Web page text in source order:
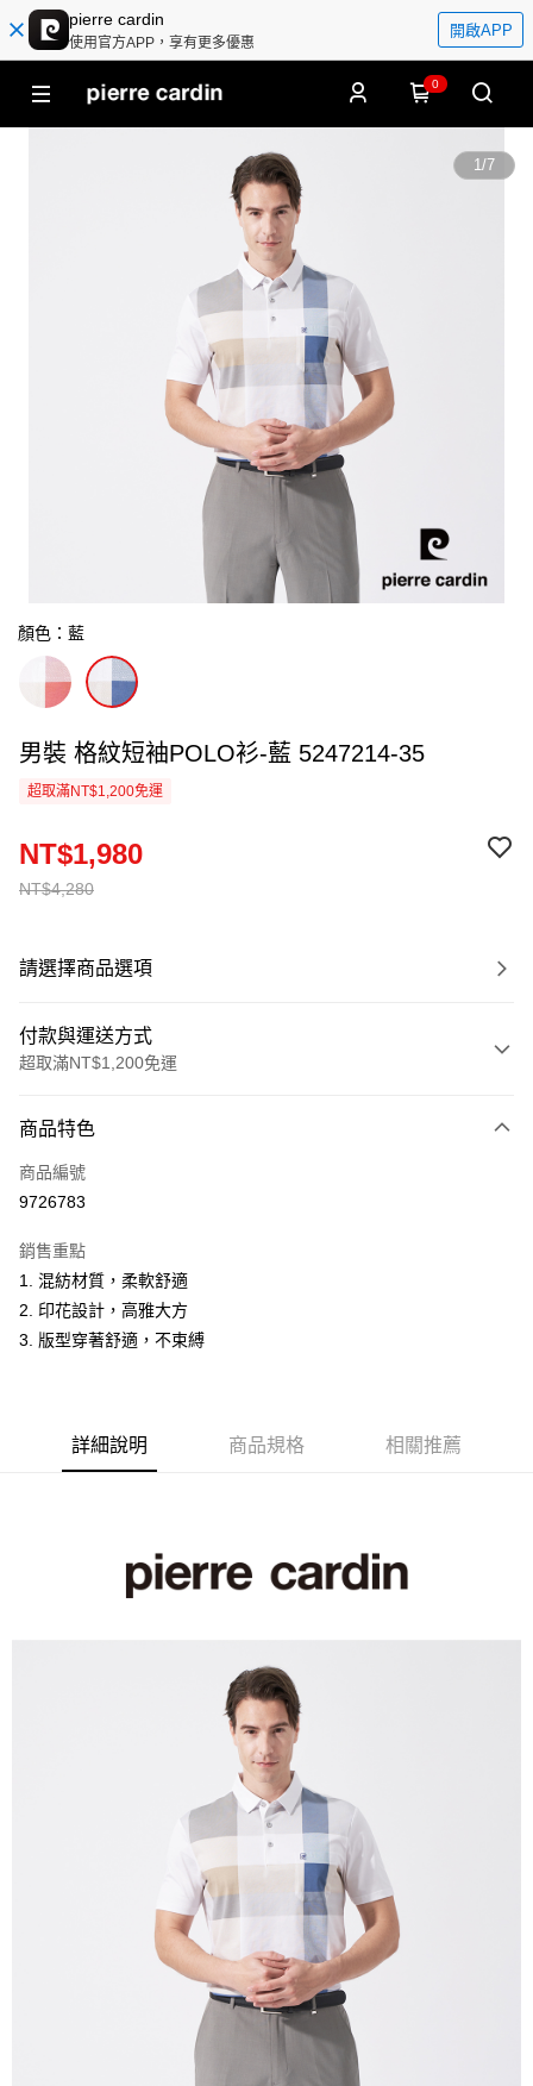
pierre cardin
使用官方APP，享有更多優惠
開啟APP
0
1/7
顏色：藍
男裝 格紋短袖POLO衫-藍 5247214-35
超取滿NT$1,200免運
NT$4,280
NT$1,980
請選擇商品選項
付款與運送方式
超取滿NT$1,200免運
信用卡一次付款
超商取貨付款
Apple Pay
悠遊付
付款後全家取貨
每筆NT$60，滿NT$1,200(含以上)免運費
每筆NT$60，滿NT$1,200(含以上)免運費
每筆NT$60，滿NT$1,200(含以上)免運費
每筆NT$60，滿NT$1,200(含以上)免運費
每筆NT$80，滿NT$1,200(含以上)免運費
每筆NT$80，滿NT$1,200(含以上)免運費
商品特色
商品編號
9726783
銷售重點
1. 混紡材質，柔軟舒適
2. 印花設計，高雅大方
3. 版型穿著舒適，不束縛
詳細說明 商品規格 相關推薦